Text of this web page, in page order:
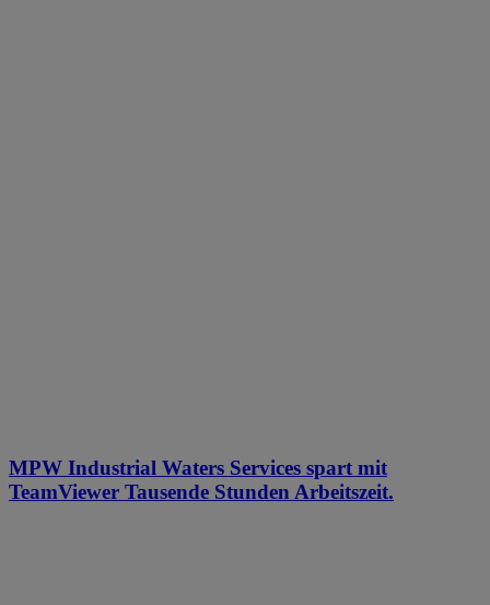
MPW Industrial Waters Services spart mit
TeamViewer Tausende Stunden Arbeitszeit.